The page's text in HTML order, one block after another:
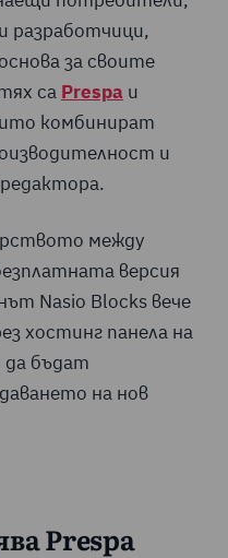
разработчици,
за своите
са Prespa и
комбинират
и
между
версия
Nasio Blocks вече
хостинг панела на
бъдат
на нов
Prespa